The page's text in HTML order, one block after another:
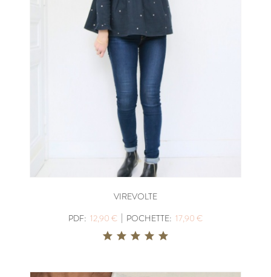
VIREVOLTE
PDF: 12,90 € | POCHETTE: 17,90 €